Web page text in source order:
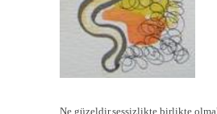
Ne güzeldir,sessizlikte birlikte